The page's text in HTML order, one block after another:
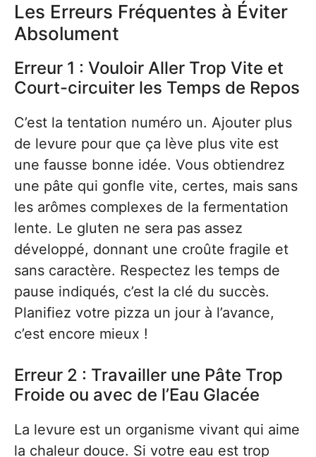
Les Erreurs Fréquentes à Éviter
Absolument
Erreur 1 : Vouloir Aller Trop Vite et
Court-circuiter les Temps de Repos
C’est la tentation numéro un. Ajouter plus
de levure pour que ça lève plus vite est
une fausse bonne idée. Vous obtiendrez
une pâte qui gonfle vite, certes, mais sans
les arômes complexes de la fermentation
lente. Le gluten ne sera pas assez
développé, donnant une croûte fragile et
sans caractère. Respectez les temps de
pause indiqués, c’est la clé du succès.
Planifiez votre pizza un jour à l’avance,
c’est encore mieux !
Erreur 2 : Travailler une Pâte Trop
Froide ou avec de l’Eau Glacée
La levure est un organisme vivant qui aime
la chaleur douce. Si votre eau est trop